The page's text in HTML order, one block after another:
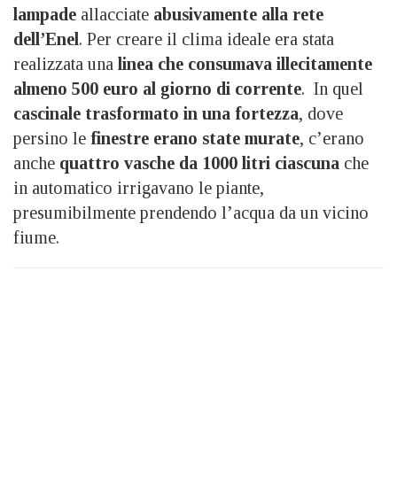
lampade allacciate abusivamente alla rete
dell’Enel . Per creare il clima ideale era stata
realizzata una linea che consumava illecitamente
almeno 500 euro al giorno di corrente. In quel
cascinale trasformato in una fortezza, dove
persino le finestre erano state murate, c’erano
anche quattro vasche da 1000 litri ciascuna che
in automatico irrigavano le piante,
presumibilmente prendendo l’acqua da un vicino
fiume.